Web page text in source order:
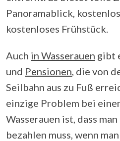
Panoramablick,
kostenloses Frühstück.
Auch in Wasserauen gibt
und Pensionen, die von
Seilbahn aus zu Fuß
einzige Problem bei
Wasserauen ist, dass
bezahlen muss, wenn